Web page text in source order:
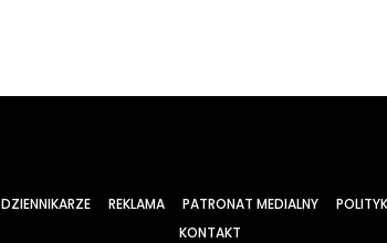
DZIENNIKARZE REKLAMA PATRONAT MEDIALNY
KONTAKT